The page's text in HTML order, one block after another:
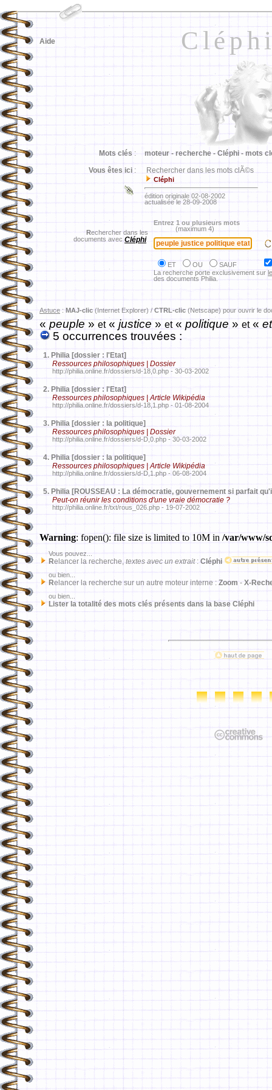
Aide
Mots clés : moteur - recherche - Cléphi - mots
Vous êtes ici : Rechercher dans les mots clÃ©s
Cléphi
édition originale 02-08-2002
actualisée le 28-09-2008
Rechercher dans les
documents avec Cléphi
Entrez 1 ou plusieurs mots
(maximum 4)
ET OU
SAUF
La recherche porte exclusivement sur
des documents Philia.
Astuce : MAJ-clic (Internet Explorer) / CTRL-clic (Netscape) pour ouvrir le
«peuple» et« justice » et« politique » et«
5 occurrences trouvées :
1. Philia [dossier : l'Etat]
Ressources philosophiques | Dossier
http://philia.online.fr/dossiers/d-18,0.php - 30-03-2002
2. Philia [dossier : l'Etat]
Ressources philosophiques | Article Wikipédia
http://philia.online.fr/dossiers/d-18,1.php - 01-08-2004
3. Philia [dossier : la politique]
Ressources philosophiques | Dossier
http://philia.online.fr/dossiers/d-D,0.php - 30-03-2002
4. Philia [dossier : la politique]
Ressources philosophiques | Article Wikipédia
http://philia.online.fr/dossiers/d-D,1.php - 06-08-2004
5. Philia [ROUSSEAU : La démocratie, gouvernement si parfait
Peut-on réunir les conditions d'une vraie démocratie ?
http://philia.online.fr/txt/rous_026.php - 19-07-2002
Warning: fopen(): file size is limited to 10M in /var/www/
Vous pouvez...
Relancer la recherche, textes avec un extrait: Cléphi
ou bien...
Relancer la recherche sur un autre moteur interne : Zoom - X-
ou bien...
Lister la totalité des mots clés présents dans la base Cléphi